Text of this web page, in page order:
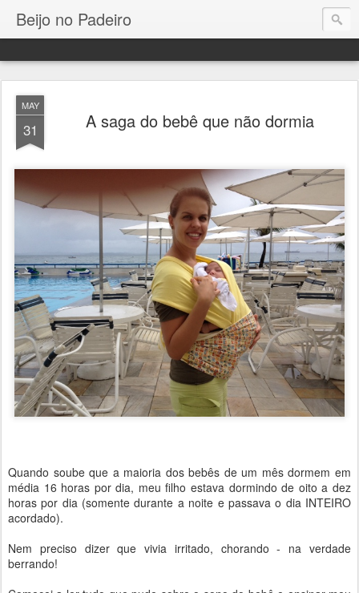
Beijo no Padeiro
MAY
31 A saga do bebê que não dormia
Quando soube que a maioria dos bebês de um mês dormem em
média 16 horas por dia, meu filho estava dormindo de oito a dez
horas por dia (somente durante a noite e passava o dia INTEIRO
acordado).
Nem preciso dizer que vivia irritado, chorando - na verdade
berrando!